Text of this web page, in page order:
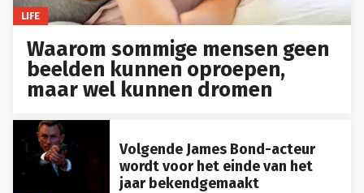
LIFE
Waarom sommige mensen geen
beelden kunnen oproepen,
maar wel kunnen dromen
Volgende James Bond-acteur
wordt voor het einde van het
jaar bekendgemaakt